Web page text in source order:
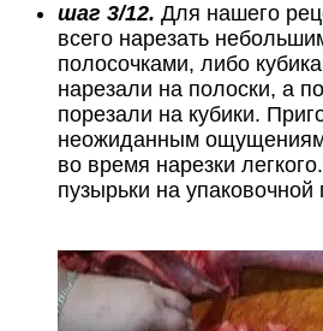
шаг 3/12. Для нашего
всего нарезать
полосочками, либо
нарезали на полоски, а
порезали на кубики.
неожиданным
во время нарезки
пузырьки на упаковочной